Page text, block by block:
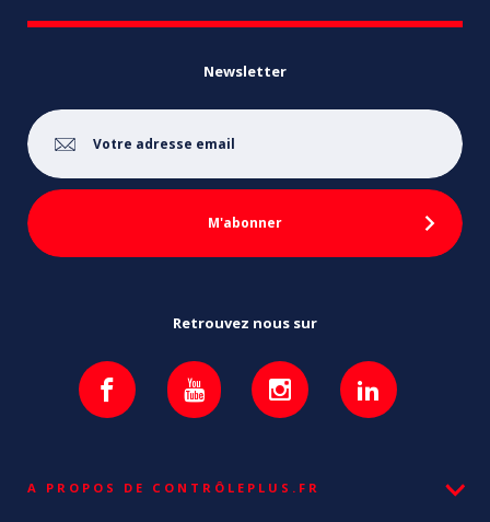
Newsletter
Retrouvez nous sur
A PROPOS DE CONTRÔLEPLUS.FR